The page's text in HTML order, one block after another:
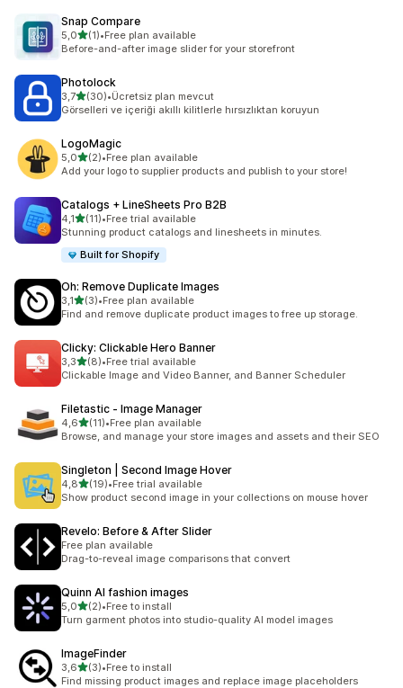
Snap Compare
5,05 yıldız üzerinden
(1)
toplam 1 değerlendirme
•Free plan available
Before-and-after image slider for your storefront
Photolock
3,75 yıldız üzerinden
(30)
toplam 30 değerlendirme
•Ücretsiz plan mevcut
Görselleri ve içeriği akıllı kilitlerle hırsızlıktan koruyun
LogoMagic
5,05 yıldız üzerinden
(2)
toplam 2 değerlendirme
•Free plan available
Add your logo to supplier products and publish to your store!
Catalogs + LineSheets Pro B2B
4,15 yıldız üzerinden
(11)
toplam 11 değerlendirme
•Free trial available
Stunning product catalogs and linesheets in minutes.
Built for Shopify
Oh: Remove Duplicate Images
3,15 yıldız üzerinden
(3)
toplam 3 değerlendirme
•Free plan available
Find and remove duplicate product images to free up storage.
Clicky: Clickable Hero Banner
3,35 yıldız üzerinden
(8)
toplam 8 değerlendirme
•Free trial available
Clickable Image and Video Banner, and Banner Scheduler
Filetastic ‑ Image Manager
4,65 yıldız üzerinden
(11)
toplam 11 değerlendirme
•Free plan available
Browse, and manage your store images and assets and their SEO
Singleton | Second Image Hover
4,85 yıldız üzerinden
(19)
toplam 19 değerlendirme
•Free trial available
Show product second image in your collections on mouse hover
Revelo: Before & After Slider
Free plan available
Drag-to-reveal image comparisons that convert
Quinn AI fashion images
5,05 yıldız üzerinden
(2)
toplam 2 değerlendirme
•Free to install
Turn garment photos into studio-quality AI model images
ImageFinder
3,65 yıldız üzerinden
(3)
toplam 3 değerlendirme
•Free to install
Find missing product images and replace image placeholders